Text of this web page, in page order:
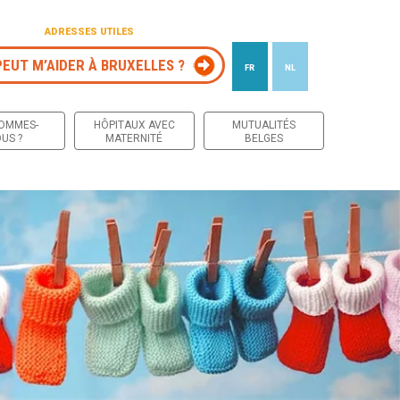
ADRESSES UTILES
M’AIDER À BRUXELLES ? FR NL
?
HÔPITAUX AVEC
MATERNITÉ
MUTUALITÉS
BELGES